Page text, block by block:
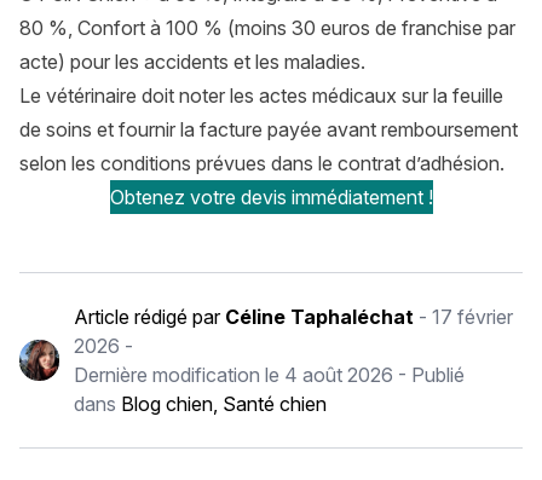
80 %, Confort à 100 % (moins 30 euros de franchise par
acte) pour les accidents et les maladies.
Le vétérinaire doit noter les actes médicaux sur la feuille
de soins et fournir la facture payée avant remboursement
selon les conditions prévues dans le contrat d’adhésion.
Obtenez votre devis immédiatement !
Article rédigé par Céline Taphaléchat -17 février
2026 -
Dernière modification le 4 août 2026 - Publié
dans Blog chien, Santé chien